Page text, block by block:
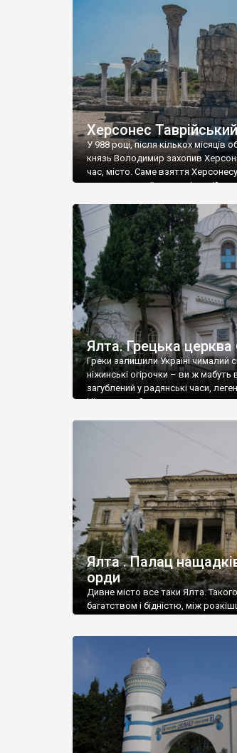
візантійської доби. Раритети
культурної спадщини ЮНЕСКО
Офіційно – на виставку «Золото
влада в Україні вважають це
Херсонес
У 988 році, після кількох місяців
князь Володимир захопив
час, місто. Саме взяття
диктувати свої умови
Херсонесі Володимир-язичник,
християнином. А потім було
Херсонесу Таврійського названо
Ялта. Грецька
Греки залишили Україні чималий
ніжинські огірочки – ви ж мабуть
загублений у радянські часи,
Ніжин греки?
Ялта . Палац
орди
Дивне місто все таки Ялта.
багатством і бідністю, між